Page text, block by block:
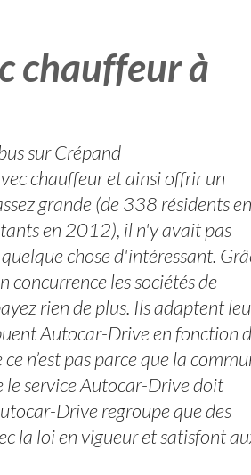
chauffeur à
sur Crépand
chauffeur et ainsi offrir un
grande (de 338 résidents en
en 2012), il n'y avait pas
chose d'intéressant.
les sociétés de
rien de plus. Ils adaptent
Autocar-Drive en fonction
n’est pas parce que la
le service Autocar-Drive doit
Drive regroupe que des
la loi en vigueur et satisfont